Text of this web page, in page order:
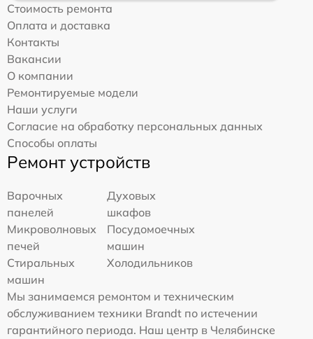
Стоимость ремонта
Оплата и доставка
Контакты
Вакансии
О компании
Ремонтируемые модели
Наши услуги
Согласие на обработку персональных данных
Способы оплаты
Ремонт устройств
Варочных
панелей
Духовых
шкафов
Микроволновых
печей
Посудомоечных
машин
Стиральных
машин
Холодильников
Мы занимаемся ремонтом и техническим
обслуживанием техники Brandt по истечении
гарантийного периода. Наш центр в Челябинске